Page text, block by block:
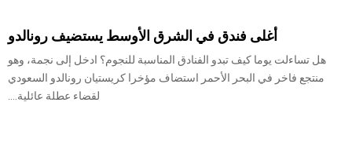
أغلى فندق في الشرق الأوسط يستضيف رونالدو
هل تساءلت يوما كيف تبدو الفنادق المناسبة للنجوم؟ ادخل إلى نجمة، وهو
منتجع فاخر في البحر الأحمر استضاف مؤخرا كريستيان رونالدو السعودي
لقضاء عطلة عائلية....